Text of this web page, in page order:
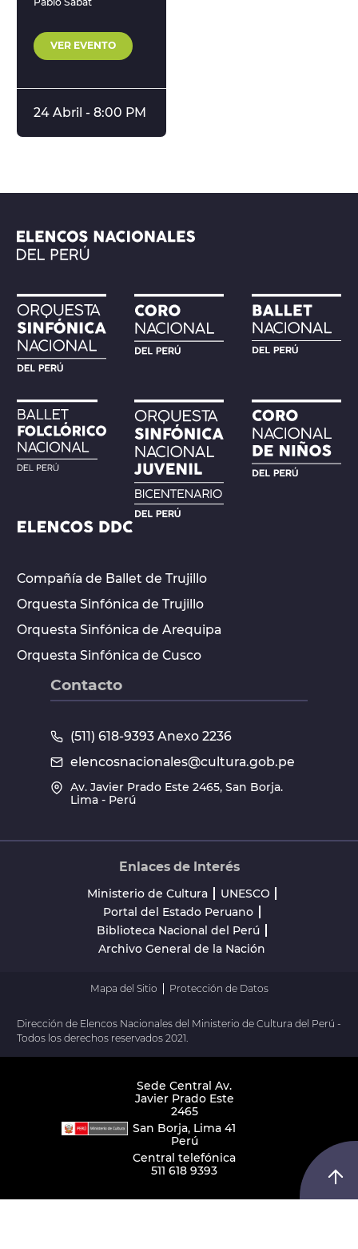
VER EVENTO
24 Abril - 8:00 PM
Compañía de Ballet de Trujillo
Orquesta Sinfónica de Trujillo
Orquesta Sinfónica de Arequipa
Orquesta Sinfónica de Cusco
Contacto
(511) 618-9393 Anexo 2236
elencosnacionales@cultura.gob.pe
Av. Javier Prado Este 2465, San Borja.
Lima - Perú
Enlaces de Interés
Ministerio de Cultura
UNESCO
Portal del Estado Peruano
Biblioteca Nacional del Perú
Archivo General de la Nación
Mapa del Sitio Protección de Datos
Dirección de Elencos Nacionales del Ministerio de Cultura del Perú -
Todos los derechos reservados 2021.
Sede Central Av.
Javier Prado Este
2465
San Borja, Lima 41
Perú
Central telefónica
511 618 9393